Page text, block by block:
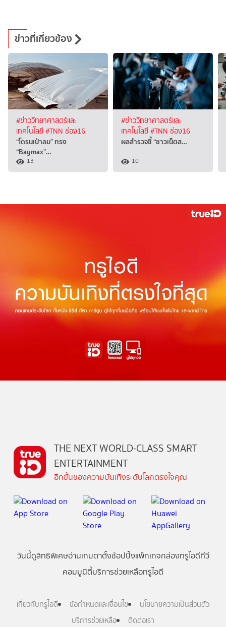
ข่าวที่เกี่ยวข้อง
#ข่าววิทยาศาสตร์และ
เทคโนโลยี#TNN ช่อง16
“โดรนเป่าลม” ทรง
“Baymax”…
13
#ข่าววิทยาศาสตร์และ
เทคโนโลยี#TNN ช่อง16
ผลสำรวจชี้ “ชาวเน็ตส…
10
THE NEXT WORLD-CLASS SMART
ENTERTAINMENT
อีกขั้นของความบันเทิงระดับโลกตรงใจคุณ
วันนี้ดูสิทธิพิเศษอ่านเกมตาตั้งช้อปปิ้งแพ็กเกจกล่องทรูไอดีทีวี
คอมมูนิตี้บริการช่วยเหลือทรูไอดี
เกี่ยวกับทรูไอดี ข้อกำหนดและเงื่อนไข
นโยบายความเป็นส่วนตัว
บริการช่วยเหลือ
ติดต่อเรา